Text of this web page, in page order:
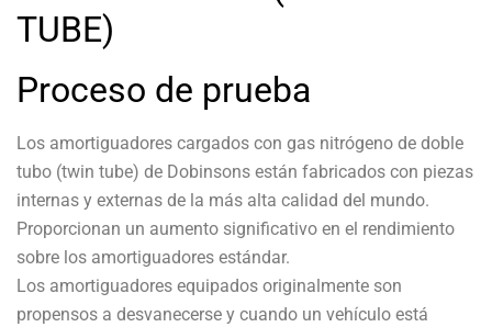
TUBE)
Proceso de prueba
Los amortiguadores cargados con gas nitrógeno de doble
tubo (twin tube) de Dobinsons están fabricados con piezas
internas y externas de la más alta calidad del mundo.
Proporcionan un aumento significativo en el rendimiento
sobre los amortiguadores estándar.
Los amortiguadores equipados originalmente son
propensos a desvanecerse y cuando un vehículo está